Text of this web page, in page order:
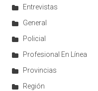
Entrevistas
General
Policial
Profesional En Línea
Provincias
Región